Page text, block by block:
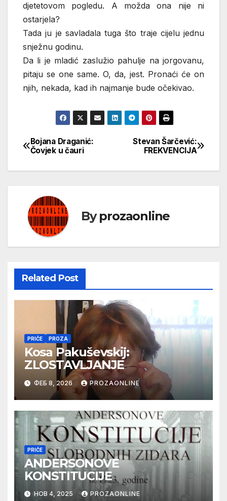
djetetovom pogledu. A možda ona nije ni
ostarjela?
Tada ju je savladala tuga što traje cijelu jednu
snježnu godinu.
Da li je mladić zaslužio pahulje na jorgovanu,
pitaju se one same. O, da, jest. Pronaći će on
njih, nekada, kad ih najmanje bude očekivao.
Кретање
чланка
Stevan Šarčević:
FREKVENCIJA
Bojana Draganić:
Čovjek u čauri
Byprozaonline
Related Post
PRIČE PROZA
Kosa Pakuševskij:
ZLOSTAVLJANJE
ФЕБ 8, 2026 PROZAONLINE
PRIČE
ANDERSONOVE
KONSTITUCIJE
НОВ 4, 2025 PROZAONLINE